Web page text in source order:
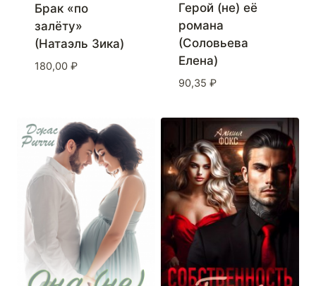
Брак «по
залёту»
(Натаэль Зика)
180,00 ₽
Герой (не) её
романа
(Соловьева
Елена)
90,35 ₽